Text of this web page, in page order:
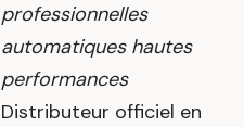
professionnelles
automatiques hautes
performances
Distributeur officiel en